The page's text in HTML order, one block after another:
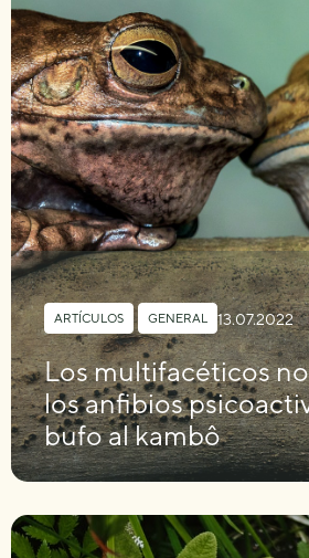
ARTÍCULOS , GENERAL 13.07.2022
Los multifacéticos
los anfibios
bufo al kambô